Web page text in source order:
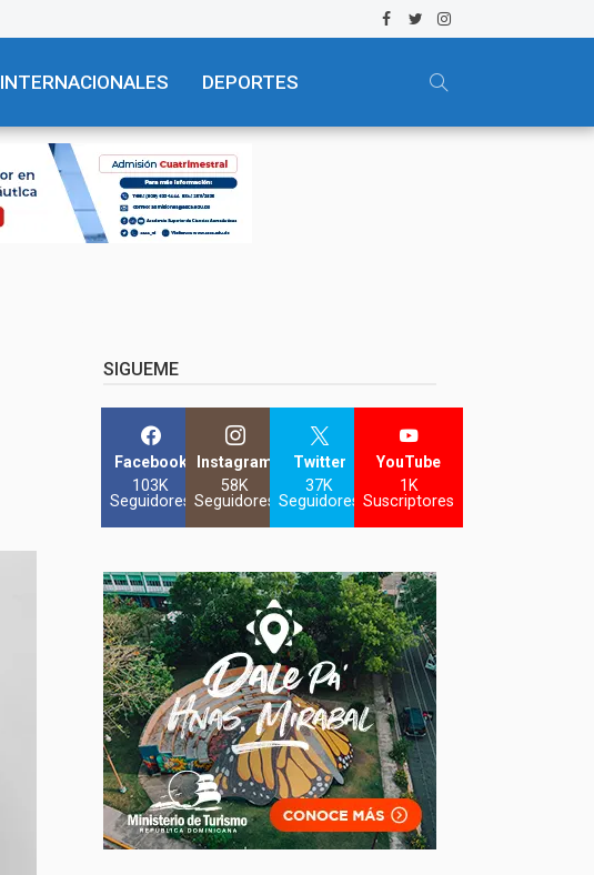
INTERNACIONALES DEPORTES
SIGUEME
Facebook
103K
Seguidores
Instagram
58K
Seguidores
Twitter
37K
Seguidores
YouTube
1K
Suscriptores